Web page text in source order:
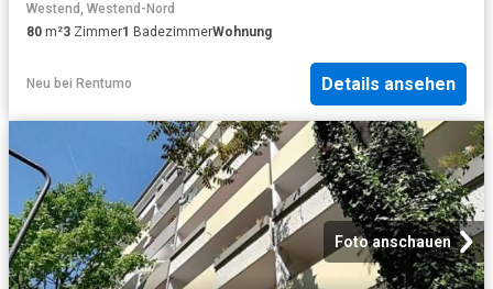
Westend, Westend-Nord
80 m²3 Zimmer1 BadezimmerWohnung
Neu bei Rentumo Details ansehen
Foto anschauen